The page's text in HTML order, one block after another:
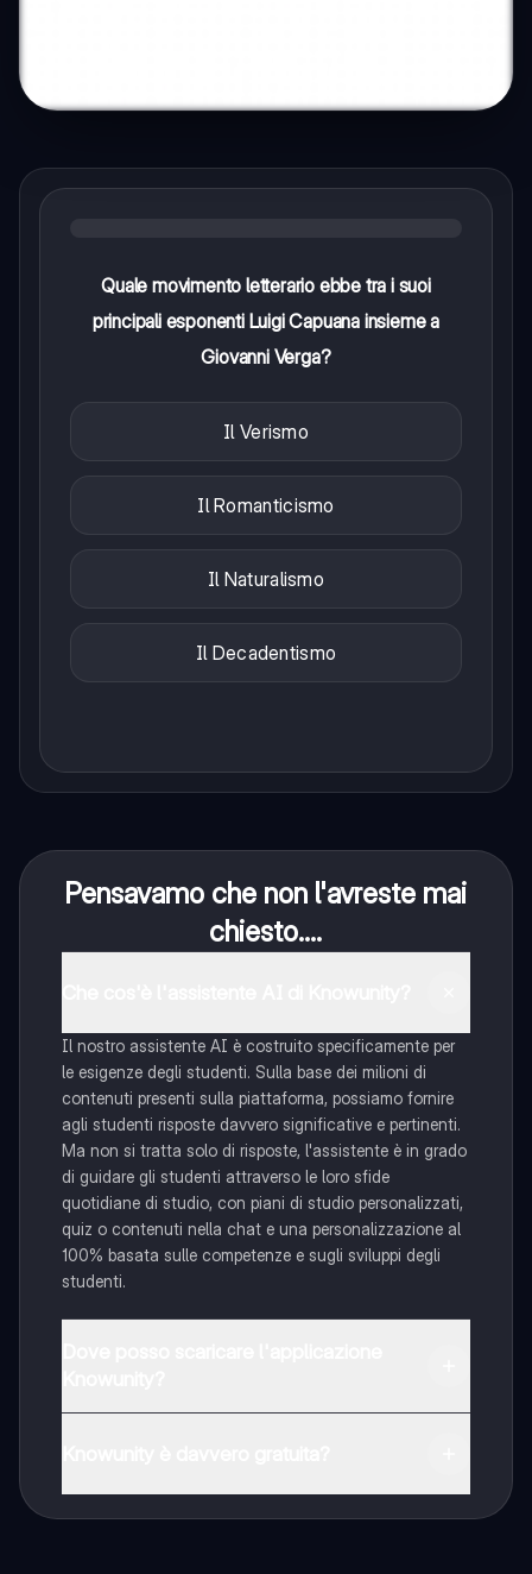
Quale movimento letterario ebbe tra i suoi
principali esponenti Luigi Capuana insieme a
Giovanni Verga?
Il Verismo
Il Romanticismo
Il Naturalismo
Il Decadentismo
Pensavamo che non l'avreste mai
chiesto....
Il nostro assistente AI è costruito specificamente per
le esigenze degli studenti. Sulla base dei milioni di
contenuti presenti sulla piattaforma, possiamo fornire
agli studenti risposte davvero significative e pertinenti.
Ma non si tratta solo di risposte, l'assistente è in grado
di guidare gli studenti attraverso le loro sfide
quotidiane di studio, con piani di studio personalizzati,
quiz o contenuti nella chat e una personalizzazione al
100% basata sulle competenze e sugli sviluppi degli
studenti.